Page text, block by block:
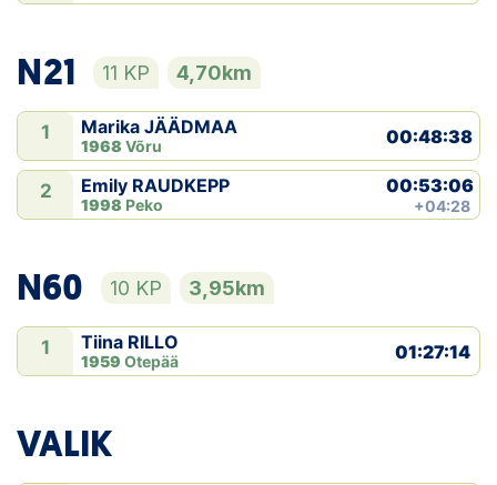
N21 11 KP 4,70km
1 Marika JÄÄDMAA
1968 Võru 00:48:38
2 Emily RAUDKEPP
1998 Peko
00:53:06
+04:28
N60 10 KP 3,95km
1 Tiina RILLO
1959 Otepää 01:27:14
VALIK